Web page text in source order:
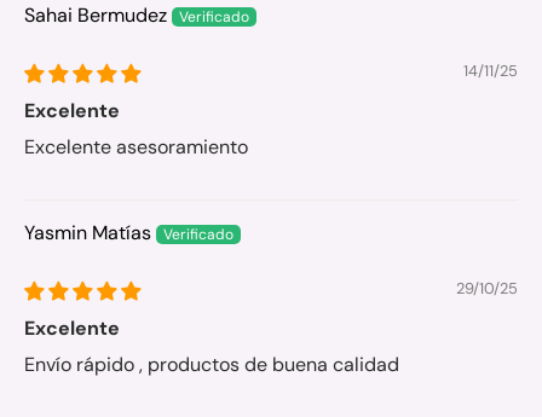
Sahai Bermudez
14/11/25
Excelente
Excelente asesoramiento
Yasmin Matías
29/10/25
Excelente
Envío rápido , productos de buena calidad